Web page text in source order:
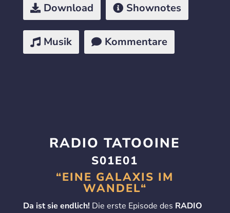
Download Shownotes
Musik Kommentare
RADIO TATOOINE
S01E01
“EINE GALAXIS IM
WANDEL“
Da ist sie endlich!Die erste Episode des RADIO